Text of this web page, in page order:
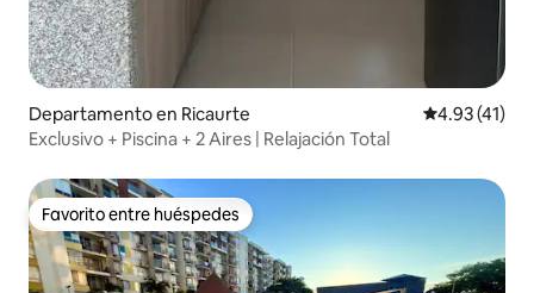
Departamento en Ricaurte Calificación
4.93 (41)
Exclusivo + Piscina + 2 Aires | Relajación Total
Favorito entre huéspedes
Favorito entre huéspedes